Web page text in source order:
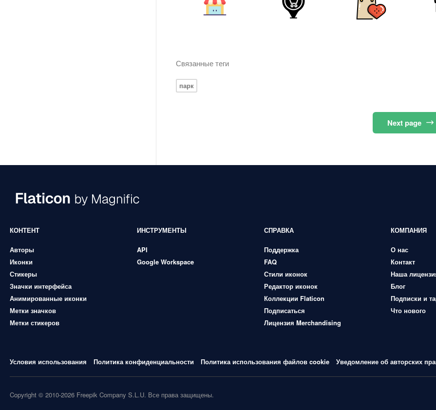
Связанные теги
парк
Nextpage
КОНТЕНТ
Авторы
Иконки
Стикеры
Значки интерфейса
Анимированные иконки
Метки значков
Метки стикеров
ИНСТРУМЕНТЫ
API
Google Workspace
СПРАВКА
Поддержка
FAQ
Стили иконок
Редактор иконок
Коллекции Flaticon
Подписаться
Лицензия Merchandising
КОМПАНИЯ
О нас
Контакт
Наша
Блог
Подписки и
Что нового
Условия использования Политика конфиденциальности Политика использования файлов cookie Уведомление об авторских
Copyright © 2010-2026 Freepik Company S.L.U. Все права защищены.